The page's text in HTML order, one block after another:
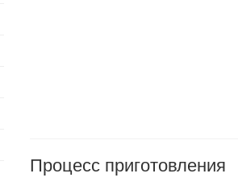
Процесс приготовления